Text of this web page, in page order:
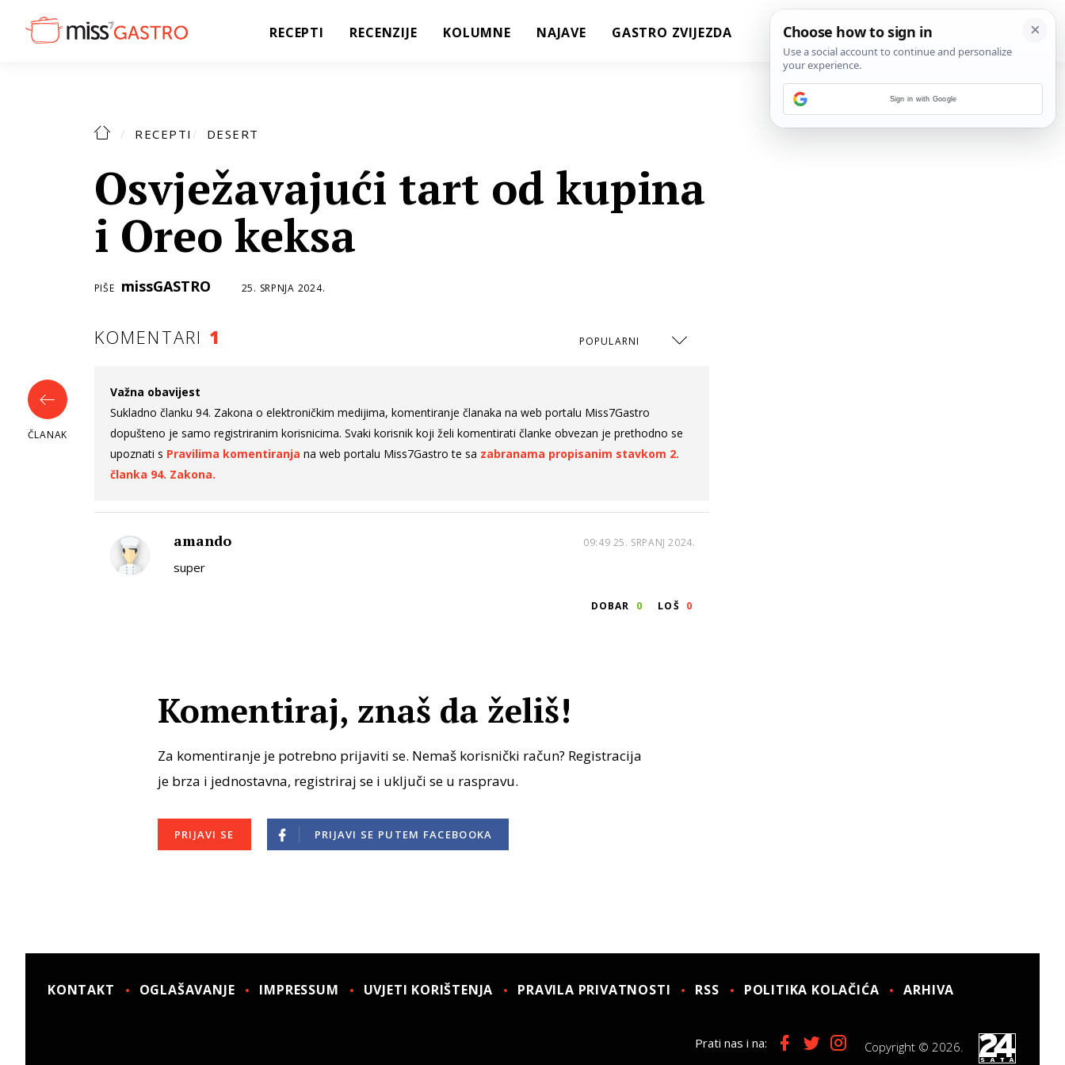
RECEPTI RECENZIJE KOLUMNE NAJAVE GASTRO ZVIJEZDA
RECEPTI DESERT
Osvježavajući tart od kupina
i Oreo keksa
PIŠE missGASTRO 25. SRPNJA 2024.
ČLANAK
KOMENTARI 1 POPULARNI
Važna obavijest
Sukladno članku 94. Zakona o elektroničkim medijima, komentiranje članaka na web portalu Miss7Gastro
dopušteno je samo registriranim korisnicima. Svaki korisnik koji želi komentirati članke obvezan je prethodno se
upoznati s Pravilima komentiranja na web portalu Miss7Gastro te sa zabranama propisanim stavkom 2.
članka 94. Zakona.
amando 09:49 25. SRPANJ 2024.
super
DOBAR 0 LOŠ 0
Komentiraj, znaš da želiš!
Za komentiranje je potrebno prijaviti se. Nemaš korisnički račun? Registracija
je brza i jednostavna, registriraj se i uključi se u raspravu.
PRIJAVI SE PRIJAVI SE PUTEM FACEBOOKA
KONTAKT OGLAŠAVANJE IMPRESSUM UVJETI KORIŠTENJA PRAVILA PRIVATNOSTI RSS POLITIKA KOLAČIĆA ARHIVA
Prati nas i na: Copyright © 2026.
Sign in with Google